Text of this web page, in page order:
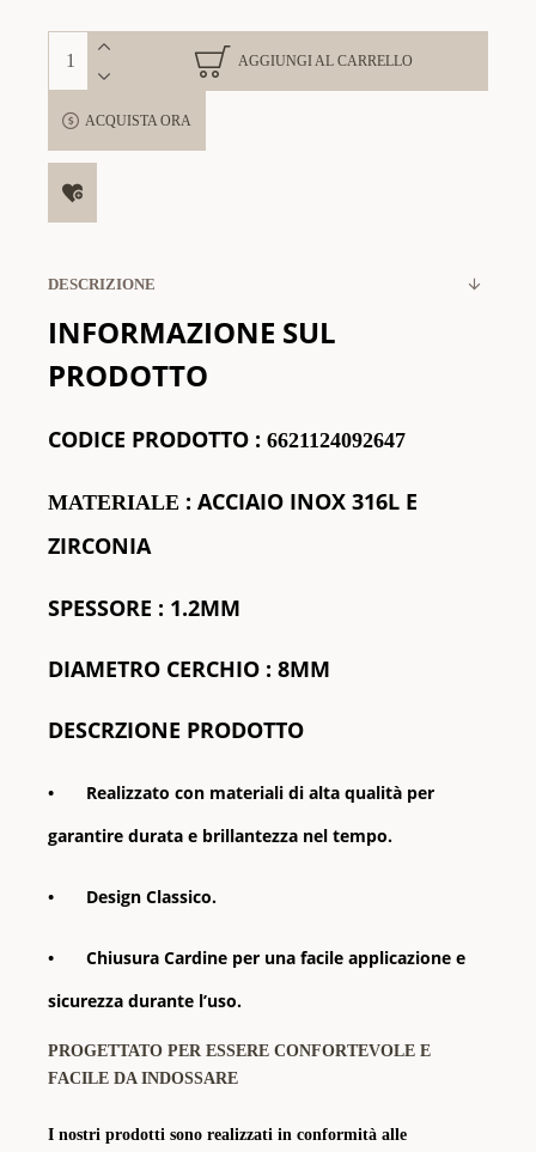
AGGIUNGI AL CARRELLO
ACQUISTA ORA
DESCRIZIONE
INFORMAZIONE SUL
PRODOTTO
CODICE PRODOTTO : 6621124092647
MATERIALE : ACCIAIO INOX 316L E
ZIRCONIA
SPESSORE : 1.2MM
DIAMETRO CERCHIO : 8MM
DESCRZIONE PRODOTTO
•
Realizzato con materiali di alta qualità per
garantire durata e brillantezza nel tempo.
• Design Classico.
•
Chiusura Cardine per una facile applicazione e
sicurezza durante l’uso.
PROGETTATO PER ESSERE CONFORTEVOLE E
FACILE DA INDOSSARE
I nostri prodotti sono realizzati in conformità alle